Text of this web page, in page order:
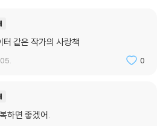
같은 작가의 사랑책
0
하면 좋겠어.